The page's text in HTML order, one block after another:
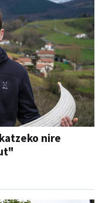
nire